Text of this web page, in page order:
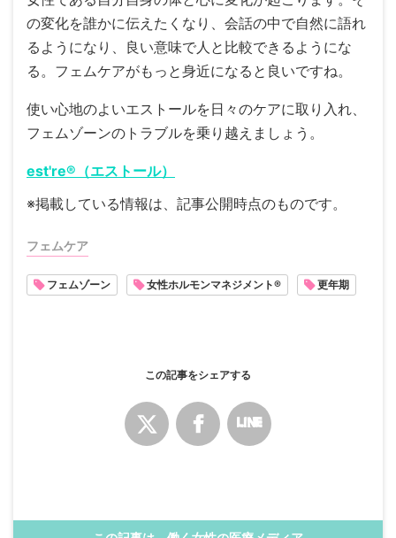
の変化を誰かに伝えたくなり、会話の中で自然に語れ
るようになり、良い意味で人と比較できるようにな
る。フェムケアがもっと身近になると良いですね。
使い心地のよいエストールを日々のケアに取り入れ、
フェムゾーンのトラブルを乗り越えましょう。
est're®（エストール）
※掲載している情報は、記事公開時点のものです。
フェムケア
フェムゾーン 女性ホルモンマネジメント® 更年期
この記事をシェアする